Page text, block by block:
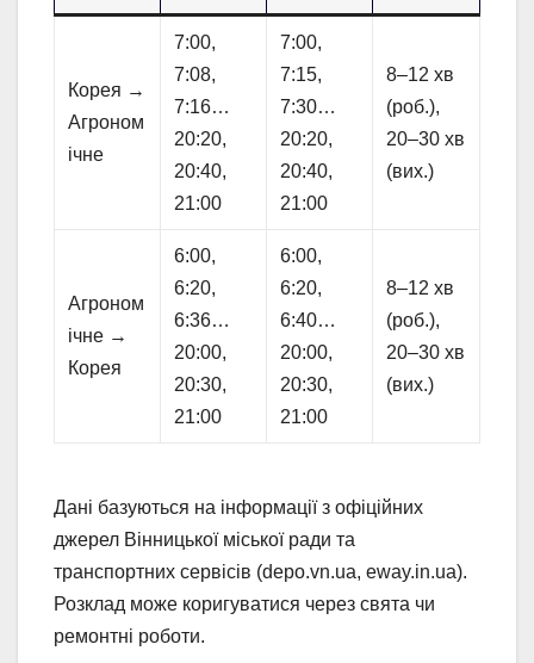
Корея →
Агроном
ічне
7:00,
7:08,
7:16…
20:20,
20:40,
21:00
7:00,
7:15,
7:30…
20:20,
20:40,
21:00
8–12 хв
(роб.),
20–30 хв
(вих.)
Агроном
ічне →
Корея
6:00,
6:20,
6:36…
20:00,
20:30,
21:00
6:00,
6:20,
6:40…
20:00,
20:30,
21:00
8–12 хв
(роб.),
20–30 хв
(вих.)
Дані базуються на інформації з офіційних
джерел Вінницької міської ради та
транспортних сервісів (depo.vn.ua, eway.in.ua).
Розклад може коригуватися через свята чи
ремонтні роботи.